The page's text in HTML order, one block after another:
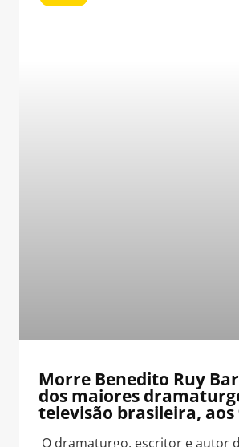
Morre Benedito Ruy
dos maiores
televisão brasileira, aos
O dramaturgo, escritor e autor